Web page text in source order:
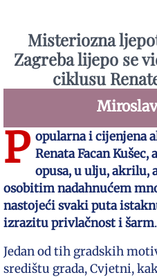
Misteriozna
Zagreba lijepo se
ciklusu
P opularna i cijenjena
Renata Facan
opusa, u ulju, akrilu,
osobitim nadahnućem
nastojeći svaki puta
izrazitu privlačnost i šarm.
Jedan od tih gradskih
središtu grada, Cvjetni,